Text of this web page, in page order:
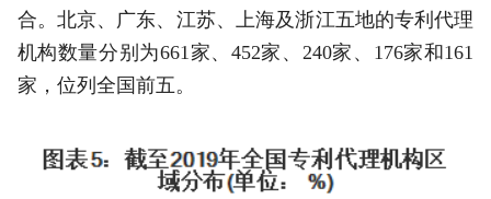
合。北京、广东、江苏、上海及浙江五地的专利代理
机构数量分别为661家、452家、240家、176家和161
家，位列全国前五。